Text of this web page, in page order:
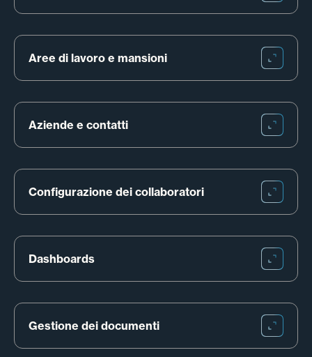
Aree di lavoro e mansioni
Aziende e contatti
Configurazione dei collaboratori
Dashboards
Gestione dei documenti